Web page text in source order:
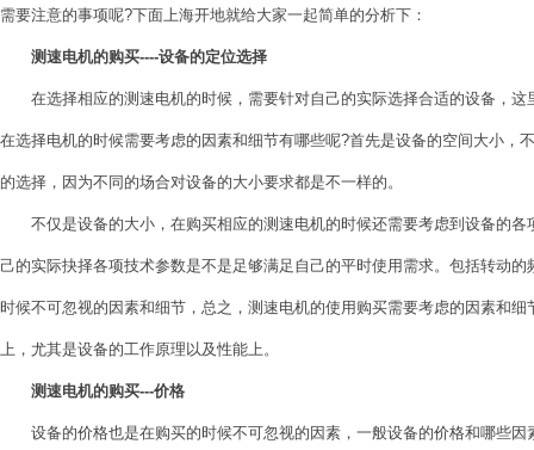
需要注意的事项呢?下面上海开地就给大家一起简单的分析下：
测速电机的购买----设备的定位选择
在选择相应的测速电机的时候，需要针对自己的实际选择合适的设备，这
在选择电机的时候需要考虑的因素和细节有哪些呢?首先是设备的空间大小，
的选择，因为不同的场合对设备的大小要求都是不一样的。
不仅是设备的大小，在购买相应的测速电机的时候还需要考虑到设备的各
己的实际抉择各项技术参数是不是足够满足自己的平时使用需求。包括转动
时候不可忽视的因素和细节，总之，测速电机的使用购买需要考虑的因素和
上，尤其是设备的工作原理以及性能上。
测速电机的购买---价格
设备的价格也是在购买的时候不可忽视的因素，一般设备的价格和哪些因